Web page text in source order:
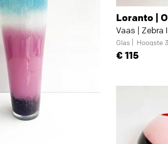
Loranto |
Vaas | Zebra
Glas Hoogste
115